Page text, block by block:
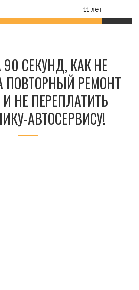
11 лет
СЕКУНД, КАК НЕ
ПОВТОРНЫЙ РЕМОНТ
НЕ ПЕРЕПЛАТИТЬ
АВТОСЕРВИСУ!